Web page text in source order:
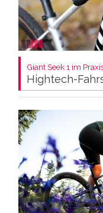
Giant Seek 1 im
Hightech-